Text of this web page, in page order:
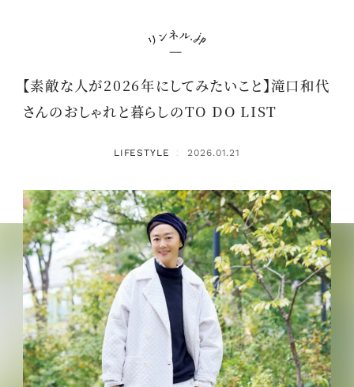
【素敵な人が2026年にしてみたいこと】滝口和代
さんのおしゃれと暮らしのTO DO LIST
LIFESTYLE ： 2026.01.21